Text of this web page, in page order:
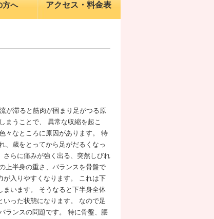
方へ アクセス・料金表
が滞ると筋肉が固まり足がつる原
まうことで、 異常な収縮を起こ
々なところに原因があります。 特
、歳をとってから足がだるくなっ
さらに痛みが強く出る、突然しびれ
上半身の重さ、バランスを骨盤で
が入りやすくなります。 これは下
まいます。 そうなると下半身全体
った状態になります。 なので足
ランスの問題です。 特に骨盤、腰